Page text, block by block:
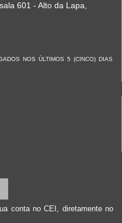
601 - Alto da Lapa,
NOS ÚLTIMOS 5 (CINCO) DIAS
conta no CEI, diretamente no